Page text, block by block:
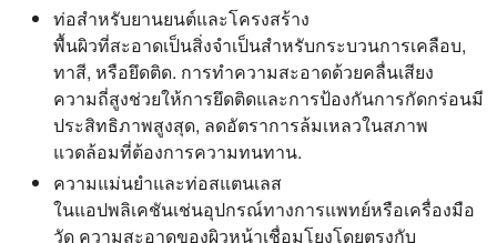
ท่อสำหรับยานยนต์และโครงสร้าง
พื้นผิวที่สะอาดเป็นสิ่งจำเป็นสำหรับกระบวนการเคลือบ,
ทาสี, หรือยึดติด. การทำความสะอาดด้วยคลื่นเสียง
ความถี่สูงช่วยให้การยึดติดและการป้องกันการกัดกร่อนมี
ประสิทธิภาพสูงสุด, ลดอัตราการล้มเหลวในสภาพ
แวดล้อมที่ต้องการความทนทาน.
ความแม่นยำและท่อสแตนเลส
ในแอปพลิเคชันเช่นอุปกรณ์ทางการแพทย์หรือเครื่องมือ
วัด ความสะอาดของผิวหน้าเชื่อมโยงโดยตรงกับ